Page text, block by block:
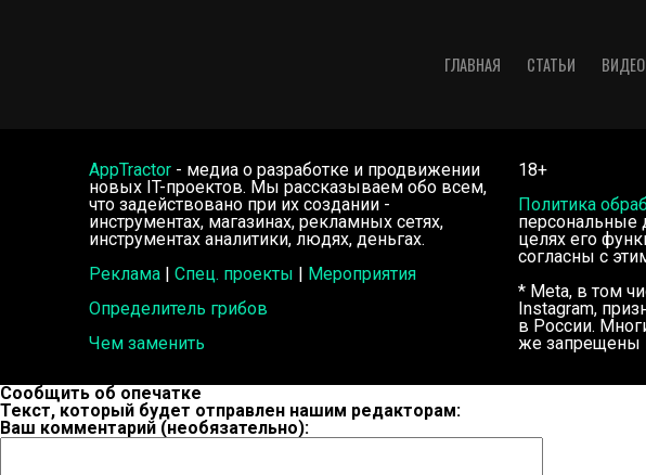
ГЛАВНАЯ СТАТЬИ
AppTractor - медиа о разработке и продвижении
новых IT-проектов. Мы рассказываем обо всем,
что задействовано при их создании -
инструментах, магазинах, рекламных сетях,
инструментах аналитики, людях, деньгах.
Реклама | Спец. проекты | Мероприятия
Определитель грибов
Чем заменить
18+
Политика
персональные
целях его
согласны с
* Meta, в том
Instagram,
в России.
же запрещены
Сообщить об опечатке
Текст, который будет отправлен нашим редакторам:
Ваш комментарий (необязательно):